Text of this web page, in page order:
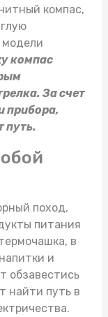
компас,
модели
компас
За счет
прибора,
путь.
поход,
питания
, в
и
обзавестись
найти путь в